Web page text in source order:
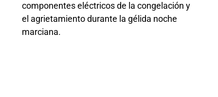
componentes eléctricos de la congelación y
el agrietamiento durante la gélida noche
marciana.